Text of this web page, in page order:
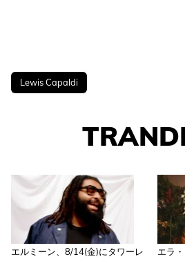
Lewis Capaldi
エルミーン、8/14(金)にタワーレ
エラ